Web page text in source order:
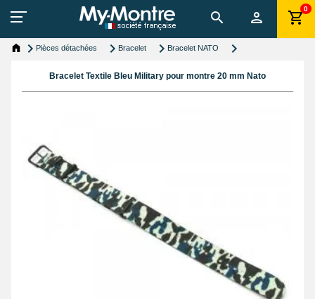
0
Pièces détachées Bracelet Bracelet NATO
Bracelet Textile Bleu Military pour montre 20 mm Nato